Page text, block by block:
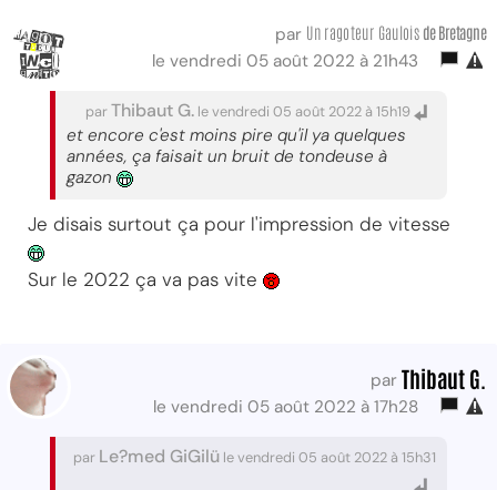
par Un ragoteur Gaulois de Bretagne
le vendredi 05 août 2022 à 21h43
parThibaut G. le vendredi 05 août 2022 à 15h19
et encore c'est moins pire qu'il ya quelques
années, ça faisait un bruit de tondeuse à
gazon
Je disais surtout ça pour l'impression de vitesse
Sur le 2022 ça va pas vite
par Thibaut G.
le vendredi 05 août 2022 à 17h28
par Le?med GiGilü le vendredi 05 août 2022 à 15h31